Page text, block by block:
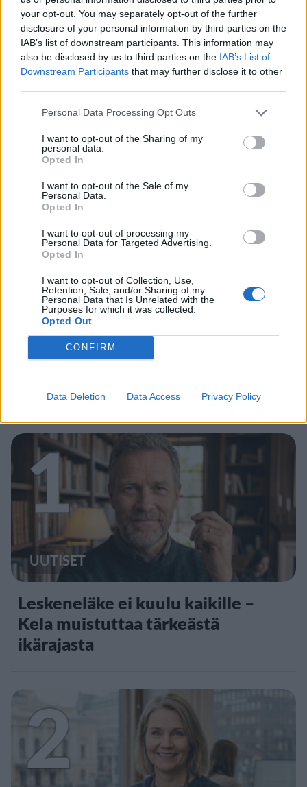
your opt-out. You may separately opt-out of the further
disclosure of your personal information by third parties on the
IAB’s list of downstream participants. This information may
also be disclosed by us to third parties on the IAB’s List of
Downstream Participants that may further disclose it to other
Personal Data Processing Opt Outs
I want to opt-out of the Sharing of my
personal data.
Opted In
I want to opt-out of the Sale of my
Personal Data.
Opted In
I want to opt-out of processing my
Personal Data for Targeted Advertising.
Opted In
I want to opt-out of Collection, Use,
Retention, Sale, and/or Sharing of my
Personal Data that Is Unrelated with the
Purposes for which it was collected.
Opted Out
CONFIRM
Data Deletion Data Access Privacy Policy
1
UUTISET
Leskeneläke ei kuulu kaikille –
Kela muistuttaa tärkeästä
ikärajasta
2